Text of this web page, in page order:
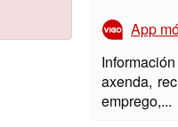
App
axenda,
emprego,...